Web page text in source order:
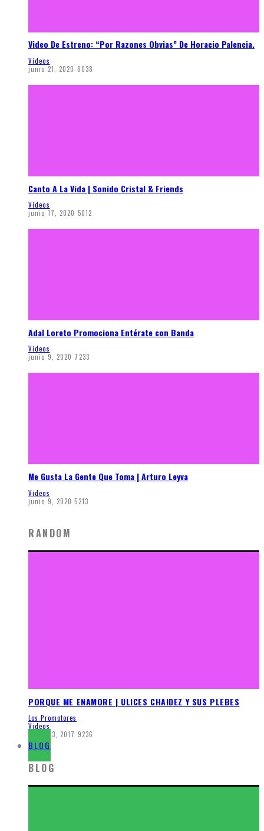
Video De Estreno: “Por Razones Obvias” De Horacio Palencia.
Videos
junio 21, 2020 6038
Canto A La Vida | Sonido Cristal & Friends
Videos
junio 17, 2020 5012
Adal Loreto Promociona Entérate con Banda
Videos
junio 9, 2020 7233
Me Gusta La Gente Que Toma | Arturo Leyva
Videos
junio 9, 2020 5213
RANDOM
PORQUE ME ENAMORE | ULICES CHAIDEZ Y SUS PLEBES
Los Promotores
Videos
agosto 3, 2017 9236
BLOG
BLOG